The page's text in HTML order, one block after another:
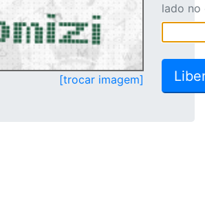
[trocar imagem]
lado no